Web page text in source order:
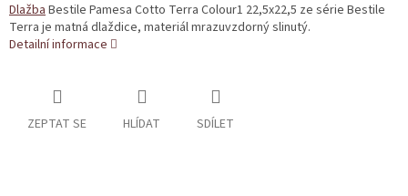
DlažbaBestile Pamesa Cotto Terra Colour1 22,5x22,5 ze série Bestile
Terra je matná dlaždice, materiál mrazuvzdorný slinutý.
Detailní informace
ZEPTAT SE HLÍDAT SDÍLET